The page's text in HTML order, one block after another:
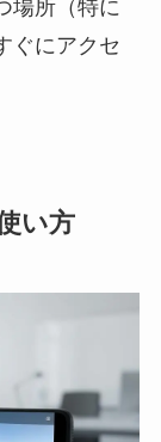
場所（特に
ぐにアクセ
い方